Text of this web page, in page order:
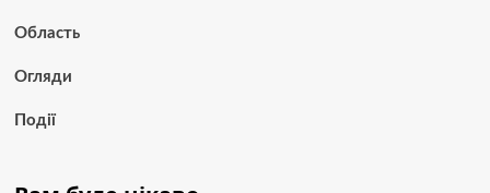
Область
Огляди
Події